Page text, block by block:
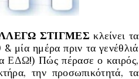
ΣΤΙΓΜΕΣ κλείνει τα
μία ημέρα πριν τα γενέθλιά
ΕΔΩ!) Πώς πέρασε ο καιρός,
την προσωπικότητά, τα